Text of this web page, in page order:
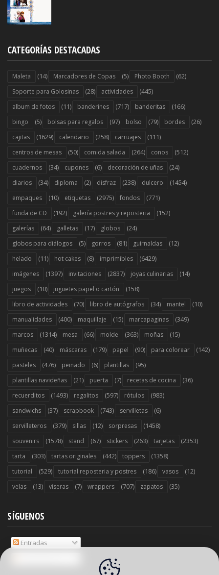
CATEGORÍAS DESTACADAS
Maleta (14) Marcadores de Copas (5) Photo Booth (62)
Soporte para Golosinas (28) actividades (445)
album de fotos (11) banderines (717) banderitas (166)
bingo (5) bolsas para regalos (97) bolso (79) bordes (26)
cajitas (1629) calendario (258) carruajes (111)
centros de mesas (50) comida salada (264) conos (512)
cuadernos (34) cupones (6) decoración de uñas (24)
diarios (34) diploma (2) disfraz (238) dulcero (1454)
empaques (10) etiquetas (2975) fondos (771)
funda de CD (192) galería postres y reposteria (152)
galerías (64) galletas (17) globos (24)
globos para diálogos (5) gorros (81) guirnaldas (12)
helado (11) hot cakes (8) imprimibles (6429)
imágenes (1397) invitaciones (2837) joyas culinarias (14)
juegos (10) juguetes papel o cartón (158)
libro de actividades (70) libro de autógrafos (34) mantel (10)
manualidades (400) maquillaje (15) marcapaginas (349)
marcos (1314) mesa (66) molde (363) moñas (15)
muñecas (40) máscaras (179) papel (90) para colorear (142)
pasteles (476) peinado (6) plantillas (95)
plantillas navideñas (21) puerta (7) recetas de cocina (36)
recuerditos (1493) regalitos (597) rótulos (983)
sandwichs (37) scrapbook (743) servilletas (6)
servilleteros (379) sillas (12) sorpresas (1458)
souvenirs (1578) stand (67) stickers (263) tarjetas (2353)
tarta (303) tartas originales (442) toppers (1358)
tutorial (529) tutorial reposteria y postres (186) vasos (12)
velas (13) viseras (7) wrappers (707) zapatos (35)
SÍGUENOS
Entradas